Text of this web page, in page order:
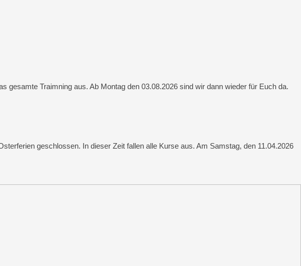
gesamte Traimning aus. Ab Montag den 03.08.2026 sind wir dann wieder für Euch da.
geschlossen. In dieser Zeit fallen alle Kurse aus. Am Samstag, den 11.04.2026